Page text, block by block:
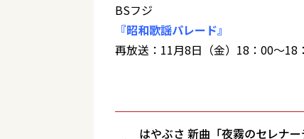
BSフジ
『昭和歌謡パレード』
再放送：11月8日（金）18：00～18
はやぶさ 新曲「夜霧のセレナ